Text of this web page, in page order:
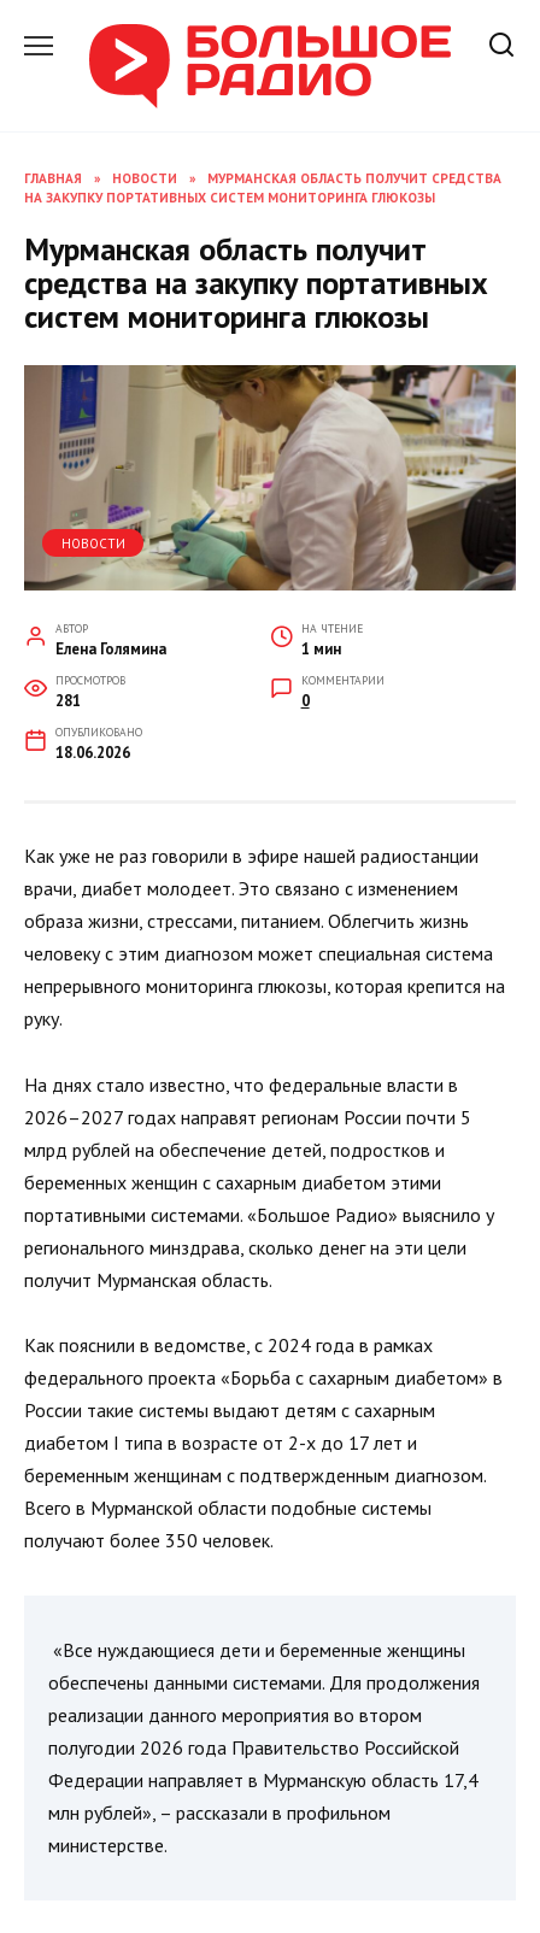
содержанию
ГЛАВНАЯ » НОВОСТИ »
МУРМАНСКАЯ ОБЛАСТЬ ПОЛУЧИТ СРЕДСТВА
НА ЗАКУПКУ ПОРТАТИВНЫХ СИСТЕМ МОНИТОРИНГА ГЛЮКОЗЫ
Мурманская область получит
средства на закупку портативных
систем мониторинга глюкозы
НОВОСТИ
АВТОР
Елена Голямина
НА ЧТЕНИЕ
1 мин
ПРОСМОТРОВ
281
КОММЕНТАРИИ
0
ОПУБЛИКОВАНО
18.06.2026
Как уже не раз говорили в эфире нашей радиостанции
врачи, диабет молодеет. Это связано с изменением
образа жизни, стрессами, питанием. Облегчить жизнь
человеку с этим диагнозом может специальная система
непрерывного мониторинга глюкозы, которая крепится на
руку.
На днях стало известно, что федеральные власти в
2026–2027 годах направят регионам России почти 5
млрд рублей на обеспечение детей, подростков и
беременных женщин с сахарным диабетом этими
портативными системами. «Большое Радио» выяснило у
регионального минздрава, сколько денег на эти цели
получит Мурманская область.
Как пояснили в ведомстве, с 2024 года в рамках
федерального проекта «Борьба с сахарным диабетом» в
России такие системы выдают детям с сахарным
диабетом I типа в возрасте от 2-х до 17 лет и
беременным женщинам с подтвержденным диагнозом.
Всего в Мурманской области подобные системы
получают более 350 человек.
«Все нуждающиеся дети и беременные женщины
обеспечены данными системами. Для продолжения
реализации данного мероприятия во втором
полугодии 2026 года Правительство Российской
Федерации направляет в Мурманскую область 17,4
млн рублей», – рассказали в профильном
министерстве.